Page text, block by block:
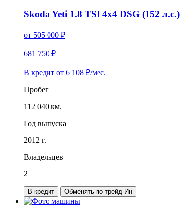
Skoda Yeti 1.8 TSI 4x4 DSG (152 л.с.)
от 505 000 ₽
681 750 ₽
В кредит от 6 108 ₽/мес.
Пробег
112 040 км.
Год выпуска
2012 г.
Владельцев
2
В кредит Обменять по трейд-Ин